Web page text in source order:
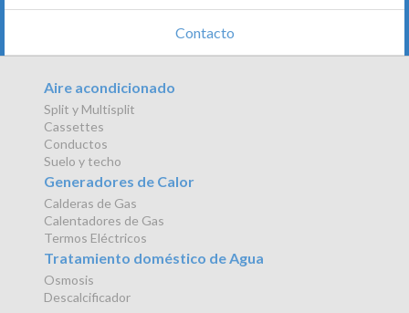
Contacto
Aire acondicionado
Split y Multisplit
Cassettes
Conductos
Suelo y techo
Generadores de Calor
Calderas de Gas
Calentadores de Gas
Termos Eléctricos
Tratamiento doméstico de Agua
Osmosis
Descalcificador